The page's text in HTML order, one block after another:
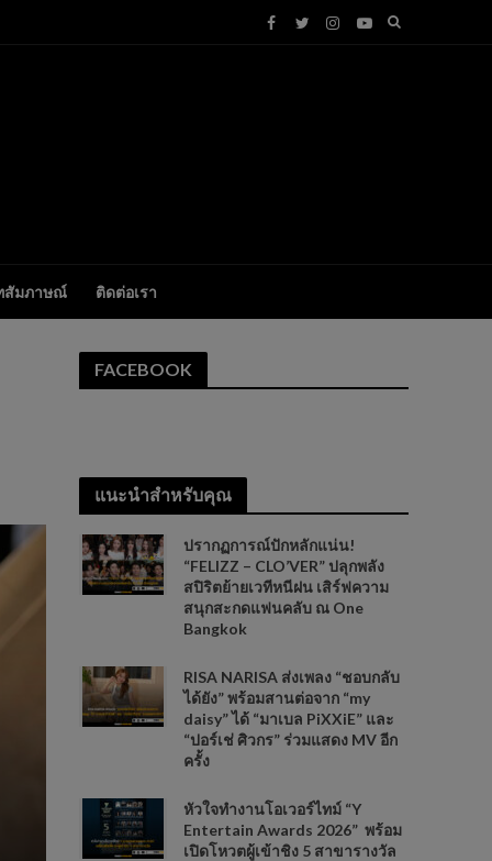
สัมภาษณ์ ติดต่อเรา
FACEBOOK
แนะนำสำหรับคุณ
ปรากฏการณ์ปักหลักแน่น!
“FELIZZ – CLO’VER” ปลุกพลัง
สปิริตย้ายเวทีหนีฝน เสิร์ฟความ
สนุกสะกดแฟนคลับ ณ One
Bangkok
RISA NARISA ส่งเพลง “ชอบกลับ
ได้ยัง” พร้อมสานต่อจาก “my
daisy” ได้ “มาเบล PiXXiE” และ
“ปอร์เช่ ศิวกร” ร่วมแสดง MV อีก
ครั้ง
หัวใจทำงานโอเวอร์ไทม์ “Y
Entertain Awards 2026” พร้อม
เปิดโหวตผู้เข้าชิง 5 สาขารางวัล